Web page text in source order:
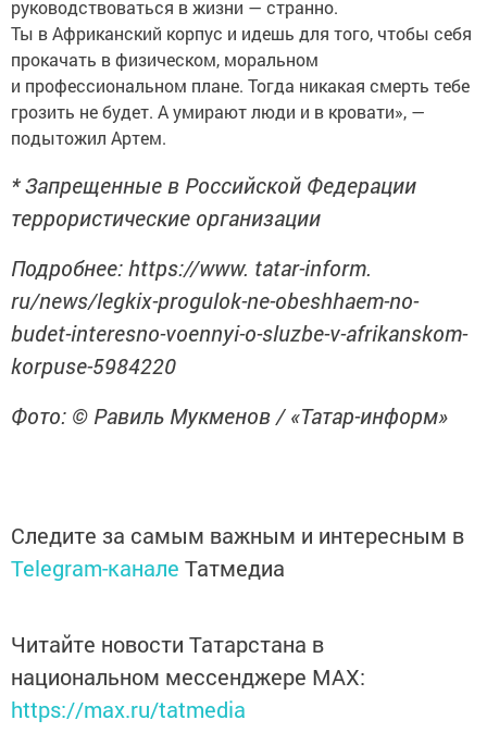
руководствоваться в жизни — странно.
Ты в Африканский корпус и идешь для того, чтобы себя
прокачать в физическом, моральном
и профессиональном плане. Тогда никакая смерть тебе
грозить не будет. А умирают люди и в кровати», —
подытожил Артем.
* Запрещенные в Российской Федерации
террористические организации
Подробнее: https://www. tatar-inform.
ru/news/legkix-progulok-ne-obeshhaem-no-
budet-interesno-voennyi-o-sluzbe-v-afrikanskom-
korpuse-5984220
Фото: © Равиль Мукменов / «Татар-информ»
Следите за самым важным и интересным в
Telegram-канале Татмедиа
Читайте новости Татарстана в
национальном мессенджере MАХ:
https://max.ru/tatmedia